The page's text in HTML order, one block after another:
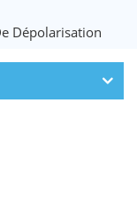
Dépolarisation